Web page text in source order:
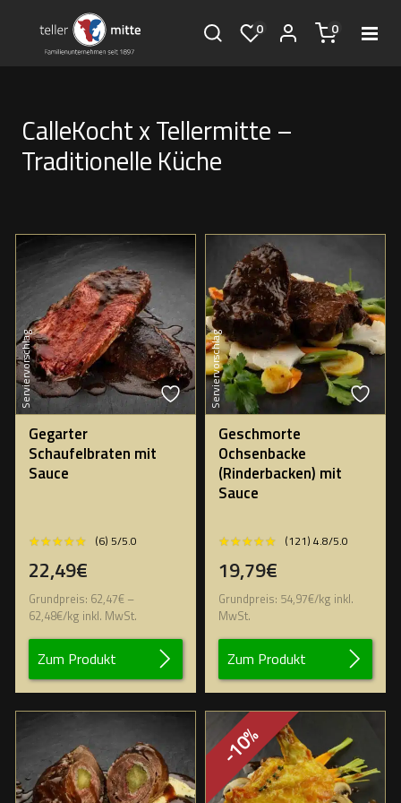
0 0
CalleKocht x Tellermitte –
Traditionelle Küche
Serviervorschlag
Gegarter
Schaufelbraten mit
Sauce
★★★★★
★★★★★ (6) 5/5.0
22,49€
Grundpreis: 62,47€ –
62,48€/kg inkl. MwSt.
Zum Produkt
Serviervorschlag
Geschmorte
Ochsenbacke
(Rinderbacken) mit
Sauce
★★★★★
★★★★★ (121) 4.8/5.0
19,79€
Grundpreis: 54,97€/kg inkl.
MwSt.
Zum Produkt
-10%